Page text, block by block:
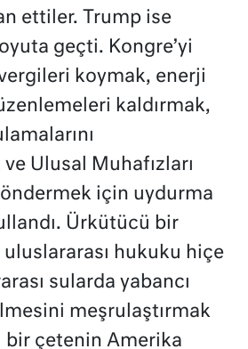
ettiler. Trump ise
geçti. Kongre’yi
koymak, enerji
kaldırmak,
Ulusal Muhafızları
için uydurma
Ürkütücü bir
hukuku hiçe
sularda yabancı
meşrulaştırmak
bir çetenin Amerika